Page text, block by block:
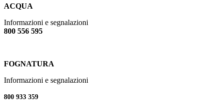
ACQUA
Informazioni e segnalazioni
800 556 595
FOGNATURA
Informazioni e segnalazioni
800 933 359